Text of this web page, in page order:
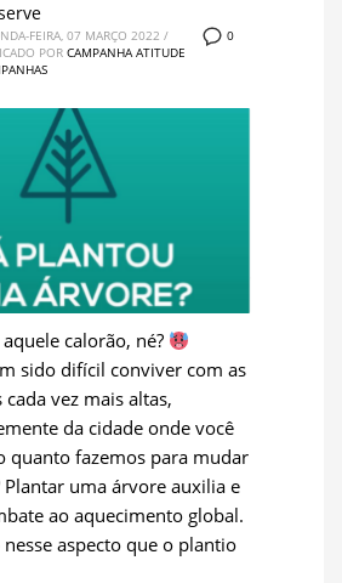
0
FEIRA, 07 MARÇO 2022 /
POR CAMPANHA ATITUDE
calorão, né?
sido difícil conviver com as
vez mais altas,
da cidade onde você
quanto fazemos para mudar
Plantar uma árvore auxilia e
ao aquecimento global.
nesse aspecto que o plantio